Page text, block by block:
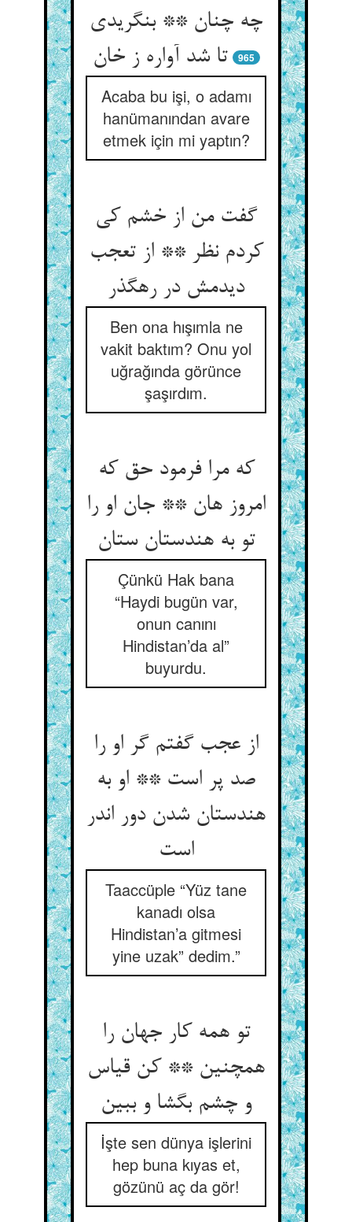
چه چنان ** بنگریدی
تا شد آواره ز خان‌‌
965
Acaba bu işi, o adamı
hanümanından avare
etmek için mi yaptın?
گفت من از خشم کی
کردم نظر ** از تعجب
دیدمش در رهگذر
Ben ona hışımla ne
vakit baktım? Onu yol
uğrağında görünce
şaşırdım.
که مرا فرمود حق که
امروز هان ** جان او را
تو به هندستان ستان‌‌
Çünkü Hak bana
“Haydi bugün var,
onun canını
Hindistan’da al”
buyurdu.
از عجب گفتم گر او را
صد پر است ** او به
هندستان شدن دور اندر
است‌‌
Taaccüple “Yüz tane
kanadı olsa
Hindistan’a gitmesi
yine uzak” dedim.”
تو همه کار جهان را
همچنین ** کن قیاس
İşte sen dünya işlerini
hep buna kıyas et,
gözünü aç da gör!